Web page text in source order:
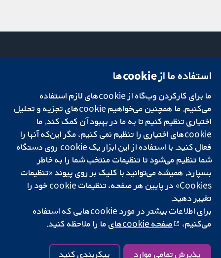
تحقیقات قابل
اعتماد.
تصمیم‌گیری آگاهانه.
سلامت بهتر.
میدان کاوندیش
لندن
W1G 0AN
بریتانیا
دفتر رسانه‌ای
درباره ما
فرصت‌های
شغلی
Cochrane
Library
شبکه همکاری کاکرین، یک مؤسسه خیریه (شماره 1045921) و یک شرکت با
و ولز است. شماره ثبت مالیات بر ارزش افزوده: GB 718 2127 49.
کپی‌رایت © ۲۰۲۵ همکاری کاکرین
شرایط و ضوابط وب‌سایت|سلب مسئولیت|حریم خصوصی
کوکی‌ها| تنظیمات کوکی
استفاده ما از cookie‌ها
ما برای کارکردن وب‌گاه از cookie‌های لازم استفاده
می‌کنیم. ما همچنین می‌خواهیم cookie‌های تجزیه و تحلیل
اختیاری تنظیم کنیم تا به ما در بهبود آن کمک کند. ما
cookie‌های اختیاری را تنظیم نمی کنیم، مگر این‌که آنها را
فعال کنید. با استفاده از این ابزار یک cookie‌ روی دستگاه
شما تنظیم می‌شود تا تنظیمات منتخب شما را به خاطر
بسپارد. همیشه می‌توانید با کلیک بر روی پیوند «تنظیمات
Cookies» در پایین هر صفحه، تنظیمات cookie‌ خود را
تغییر دهید.
برای اطلاعات بیشتر در مورد cookie‌هایی که استفاده
می‌کنیم،
صفحه cookie‌های ما را ملاحظه کنید.
پذیرش تمامی موارد پیکربندی کنید